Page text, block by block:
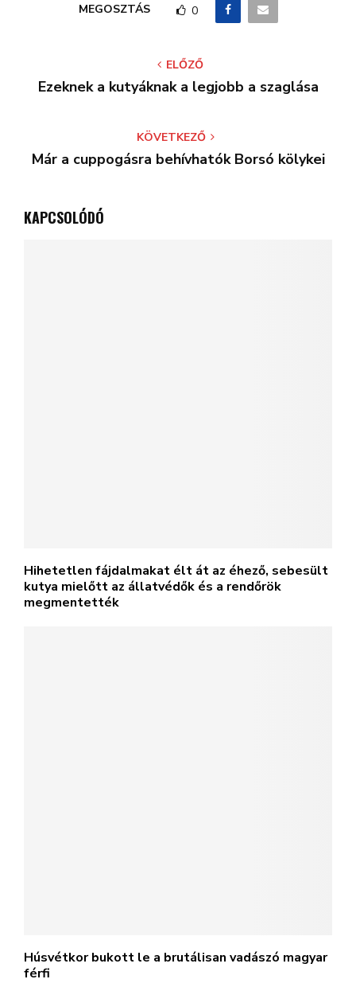
MEGOSZTÁS 0
ELŐZŐ
Ezeknek a kutyáknak a legjobb a szaglása
KÖVETKEZŐ
Már a cuppogásra behívhatók Borsó kölykei
KAPCSOLÓDÓ
Hihetetlen fájdalmakat élt át az éhező, sebesült
kutya mielőtt az állatvédők és a rendőrök
megmentették
Húsvétkor bukott le a brutálisan vadászó magyar
férfi